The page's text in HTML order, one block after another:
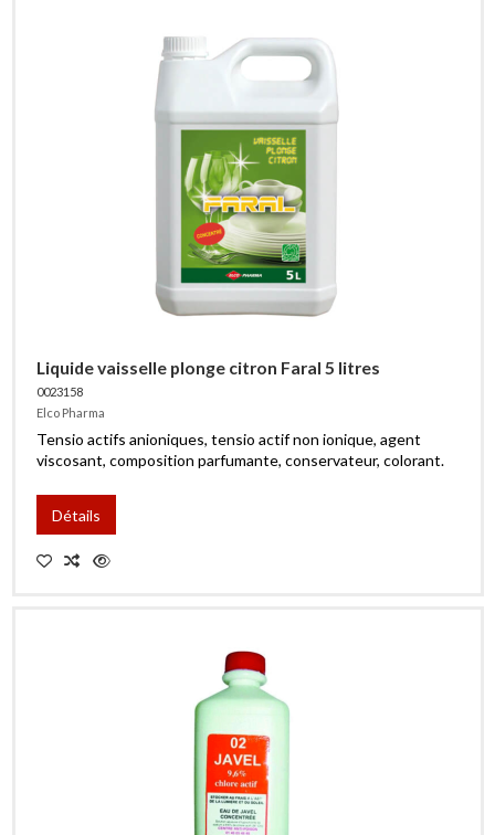
Liquide vaisselle plonge citron Faral 5 litres
0023158
Elco Pharma
Tensio actifs anioniques, tensio actif non ionique, agent
viscosant, composition parfumante, conservateur, colorant.
Détails